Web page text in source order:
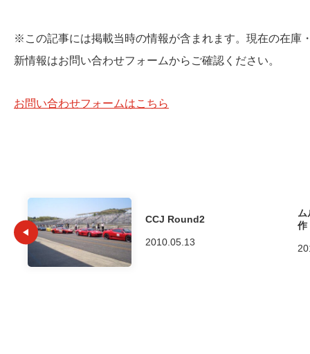
※この記事には掲載当時の情報が含まれます。現在の在庫
新情報はお問い合わせフォームからご確認ください。
お問い合わせフォームはこちら
CCJ Round2
2010.05.13
作